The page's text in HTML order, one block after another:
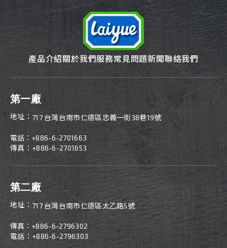
產品介紹關於我們服務常見問題新聞聯絡我們
第一廠
地址： 717 台灣台南市仁德區忠義一街38巷19號
電話： +886-6-2701663
傳真：+886-6-2701653
第二廠
地址： 717 台灣台南市仁德區太乙路5號
傳真： +886-6-2796302
電話：+886-6-2796303